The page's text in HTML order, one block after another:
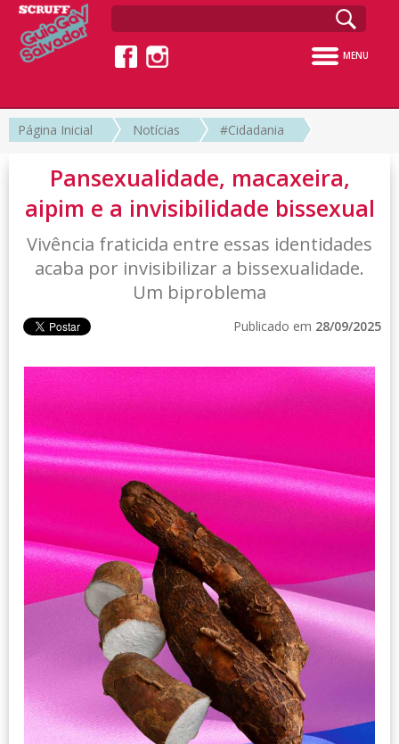
MENU
Página Inicial Notícias #Cidadania
Pansexualidade, macaxeira,
aipim e a invisibilidade bissexual
Vivência fraticida entre essas identidades
acaba por invisibilizar a bissexualidade.
Um biproblema
Publicado em 28/09/2025